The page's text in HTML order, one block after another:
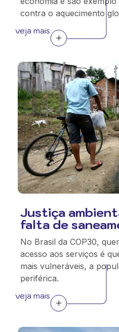
contra o aquecimento
veja mais
Justiça
falta de
No Brasil da COP30,
acesso aos serviços é
mais vulneráveis, a
periférica.
veja mais